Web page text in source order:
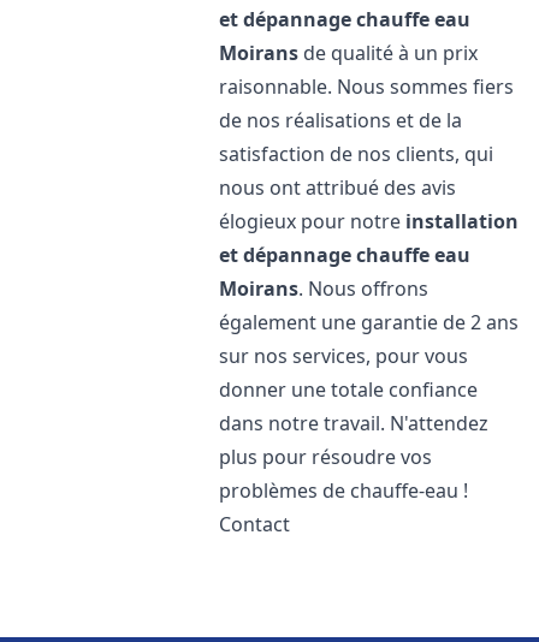
et dépannage chauffe eau
Moirans de qualité à un prix
raisonnable. Nous sommes fiers
de nos réalisations et de la
satisfaction de nos clients, qui
nous ont attribué des avis
élogieux pour notre installation
et dépannage chauffe eau
Moirans. Nous offrons
également une garantie de 2 ans
sur nos services, pour vous
donner une totale confiance
dans notre travail. N'attendez
plus pour résoudre vos
problèmes de chauffe-eau !
Contact